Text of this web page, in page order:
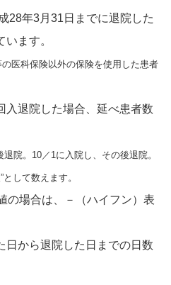
28年3月31日までに退院した
ます。
医科保険以外の保険を使用した患者
入退院した場合、延べ患者数
退院。10／1に入院し、その後退院。
して数えます。
の場合は、－（ハイフン）表
日から退院した日までの日数